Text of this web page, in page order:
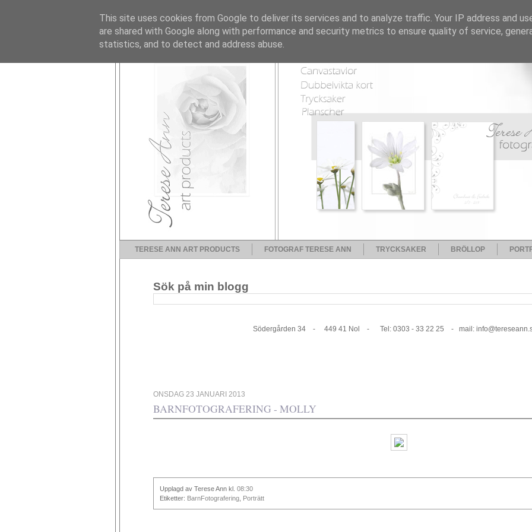
TERESE ANN ART PRODUCTS FOTOGRAF TERESE ANN TRYCKSAKER BRÖLLOP
Sök på min blogg
Södergården 34 - 449 41 Nol - Tel: 0303 - 33 22 25 - mail:
ONSDAG 23 JANUARI 2013
BARNFOTOGRAFERING - MOLLY
Upplagd av Terese Ann kl. 08:30
Etiketter: BarnFotografering Porträtt
This site uses cookies from Google to deliver its services and to analyze traffic. Your IP address and
are shared with Google along with performance and security metrics to ensure quality of service,
statistics, and to detect and address abuse.